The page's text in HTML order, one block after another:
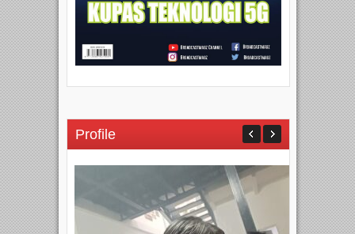
Profile